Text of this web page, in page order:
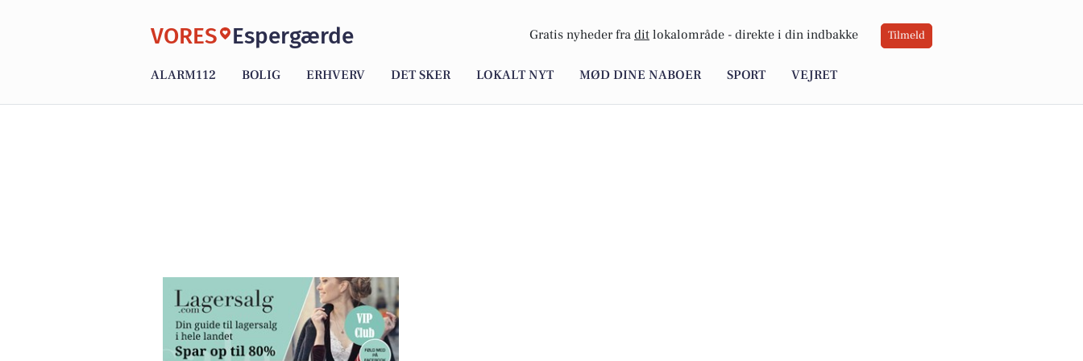
VORES Espergærde Gratis nyheder fra dit lokalområde - direkte i din indbakke Tilmeld
ALARM112 BOLIG ERHVERV DET SKER LOKALT NYT MØD DINE NABOER SPORT VEJRET